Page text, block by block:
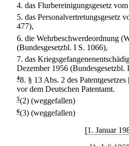
4. das Flurbereinigungsgesetz
5. das Personalvertretungsgesetz
477),
6. die Wehrbeschwerdeordnung
(Bundesgesetzbl. I S. 1066),
7. das
Dezember 1956 (Bundesgesetzbl.
48. § 13 Abs. 2 des
vor dem Deutschen Patentamt.
5(2) (weggefallen)
6(3) (weggefallen)
[1. Januar